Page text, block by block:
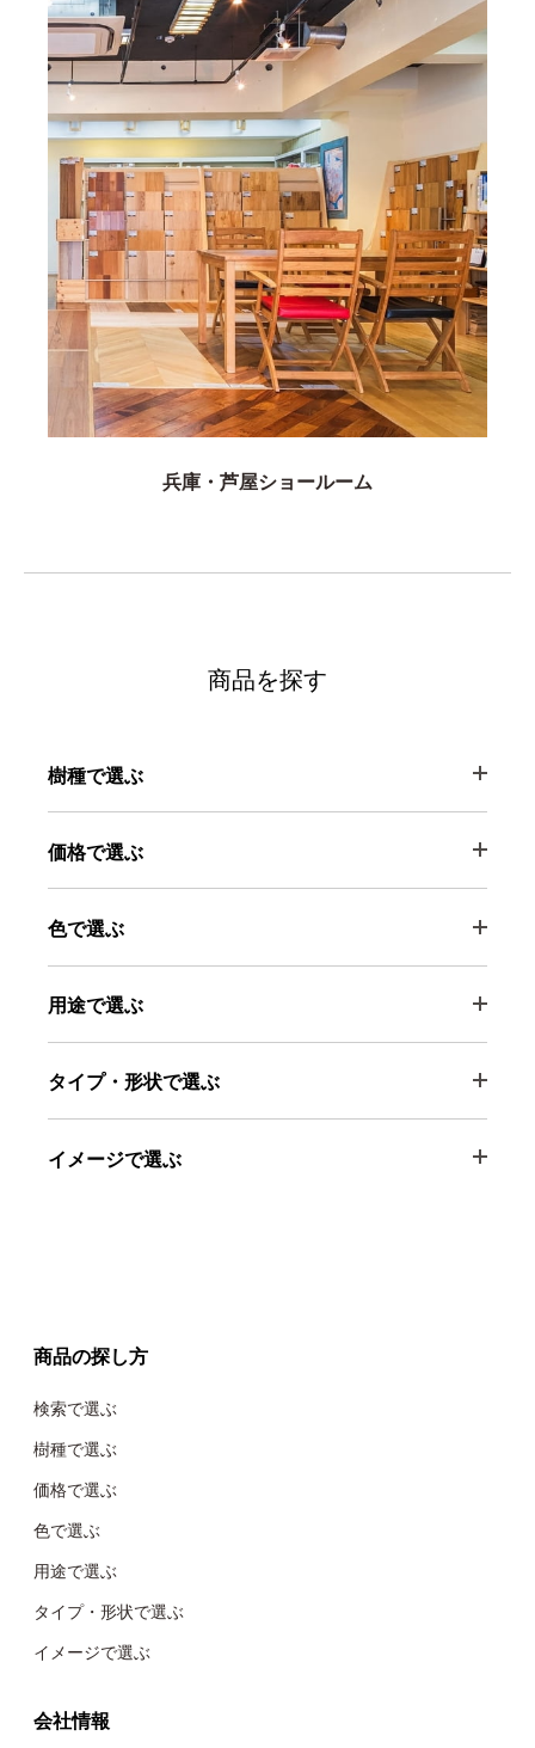
兵庫・芦屋ショールーム
商品を探す
樹種で選ぶ
価格で選ぶ
色で選ぶ
用途で選ぶ
タイプ・形状で選ぶ
イメージで選ぶ
商品の探し方
検索で選ぶ
樹種で選ぶ
価格で選ぶ
色で選ぶ
用途で選ぶ
タイプ・形状で選ぶ
イメージで選ぶ
会社情報